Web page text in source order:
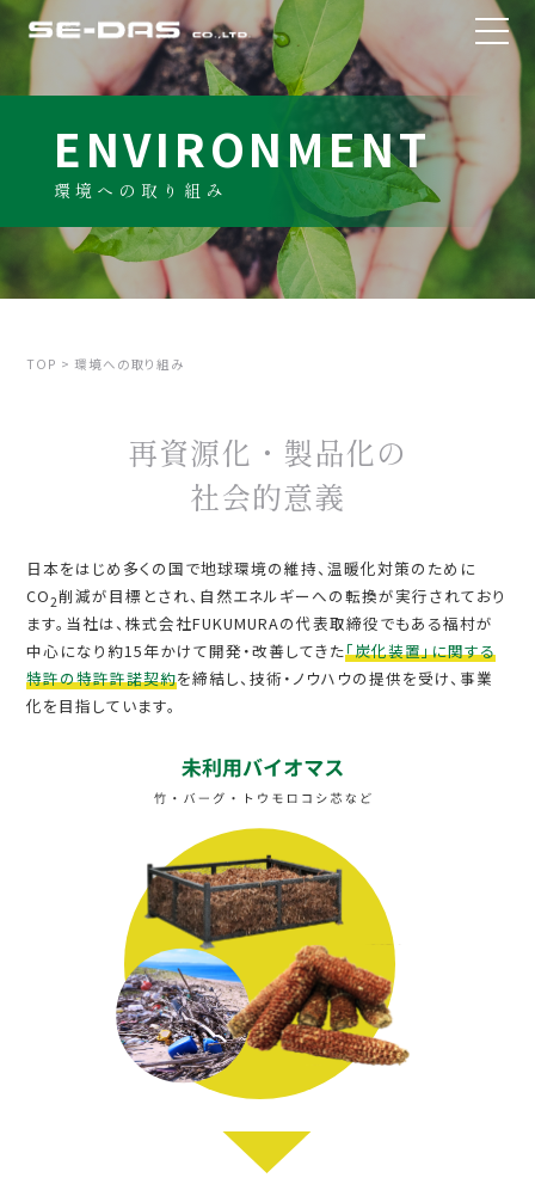
ENVIRONMENT
環境への取り組み
TOP 環境への取り組み
再資源化・製品化の
社会的意義
日本をはじめ多くの国で地球環境の維持、温暖化対策のために
CO2削減が目標とされ、自然エネルギーへの転換が実行されており
ます。当社は、株式会社FUKUMURAの代表取締役でもある福村が
中心になり約15年かけて開発・改善してきた「炭化装置」に関する
特許の特許許諾契約を締結し、技術・ノウハウの提供を受け、事業
化を目指しています。